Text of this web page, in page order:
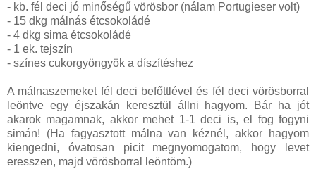
- kb. fél deci jó minőségű vörösbor (nálam Portugieser volt)
- 15 dkg málnás étcsokoládé
- 4 dkg sima étcsokoládé
- 1 ek. tejszín
- színes cukorgyöngyök a díszítéshez
A málnaszemeket fél deci befőttlével és fél deci vörösborral
leöntve egy éjszakán keresztül állni hagyom. Bár ha jót
akarok magamnak, akkor mehet 1-1 deci is, el fog fogyni
simán! (Ha fagyasztott málna van kéznél, akkor hagyom
kiengedni, óvatosan picit megnyomogatom, hogy levet
eresszen, majd vörösborral leöntöm.)